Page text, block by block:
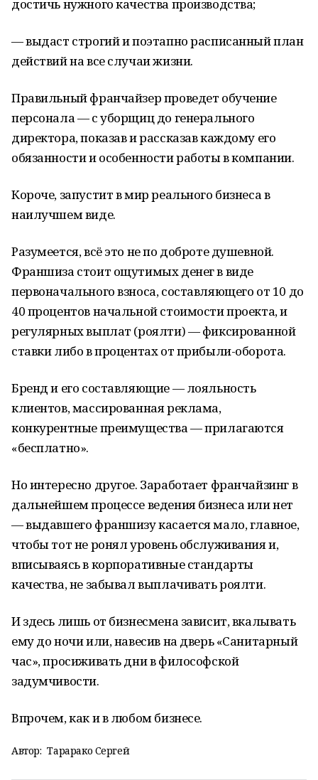
достичь нужного качества производства;
— выдаст строгий и поэтапно расписанный план
действий на все случаи жизни.
Правильный франчайзер проведет обучение
персонала — с уборщиц до генерального
директора, показав и рассказав каждому его
обязанности и особенности работы в компании.
Короче, запустит в мир реального бизнеса в
наилучшем виде.
Разумеется, всё это не по доброте душевной.
Франшиза стоит ощутимых денег в виде
первоначального взноса, составляющего от 10 до
40 процентов начальной стоимости проекта, и
регулярных выплат (роялти) — фиксированной
ставки либо в процентах от прибыли-оборота.
Бренд и его составляющие — лояльность
клиентов, массированная реклама,
конкурентные преимущества — прилагаются
«бесплатно».
Но интересно другое. Заработает франчайзинг в
дальнейшем процессе ведения бизнеса или нет
— выдавшего франшизу касается мало, главное,
чтобы тот не ронял уровень обслуживания и,
вписываясь в корпоративные стандарты
качества, не забывал выплачивать роялти.
И здесь лишь от бизнесмена зависит, вкалывать
ему до ночи или, навесив на дверь «Санитарный
час», просиживать дни в философской
задумчивости.
Впрочем, как и в любом бизнесе.
Автор: Тарарако Сергей